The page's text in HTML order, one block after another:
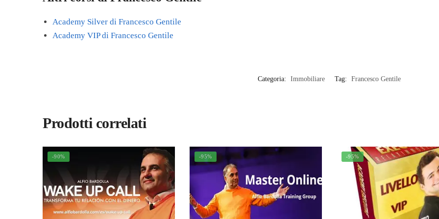
Academy Silver di Francesco Gentile
Academy VIP di Francesco Gentile
Categoria: Immobiliare Tag: Francesco Gentile
Prodotti correlati
-90% -95% -95%